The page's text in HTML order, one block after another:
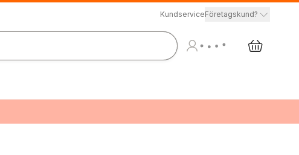
KundserviceFöretagskund?